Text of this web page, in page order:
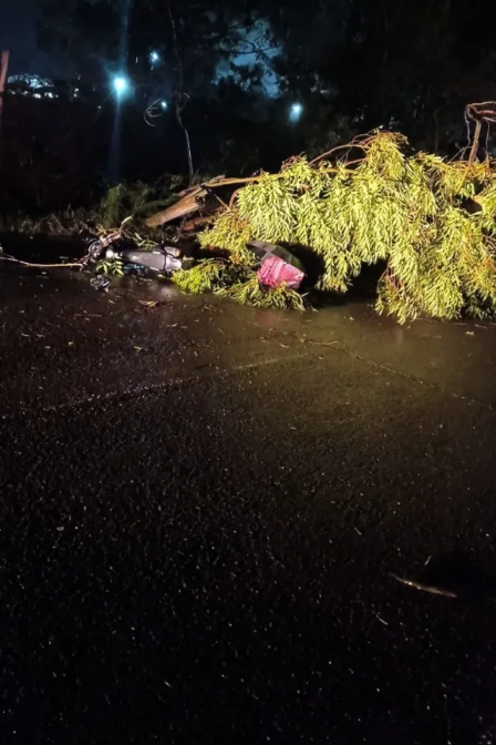
O nome da operação faz referência a um diálogo
interceptado durante as investigações. Segundo a Polícia
Civil, uma das lideranças do grupo demonstrou
insatisfação com a cobrança de valores relacionados ao
penhor de uma arma de fogo entre integrantes da própria
organização, evidenciando a circulação clandestina de
armamentos.
As diligências seguem em andamento para localizar
investigados considerados foragidos, além de aprofundar
a análise patrimonial e financeira dos envolvidos.
Para o delegado Wesley Lopes, a investigação revelou não
apenas a atuação do grupo no comércio ilegal de armas,
mas também mecanismos estruturados de ocultação de
patrimônio e lavagem de dinheiro. Segundo ele, as
medidas de bloqueio e sequestro de bens têm como
objetivo enfraquecer a capacidade financeira e
operacional da organização criminosa.
TÓPICOS RELACIONADOS: CANOAS FEATURED
OPERAÇÃO
PORTO ALEGRE
A SEGUIR UP
Mulher de 27 anos é morta a tiros em frente de casa em
Santo Ângelo
Homem é preso após agredir companheira e ameaçar
guardas municipais em Estância Velha